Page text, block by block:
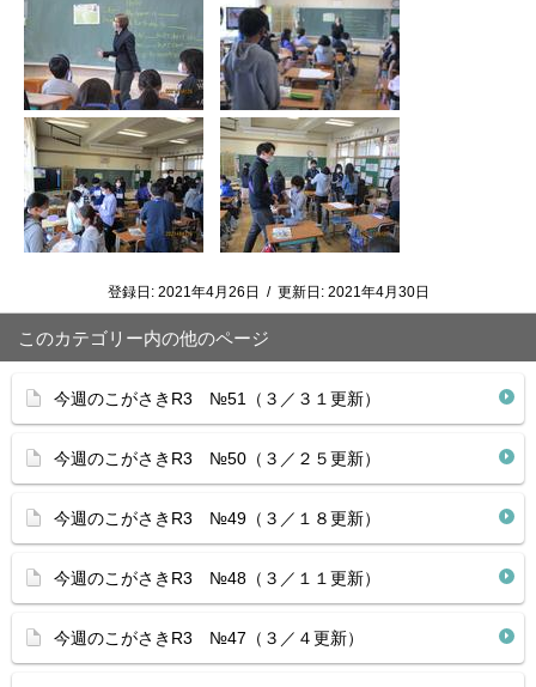
登録日: 2021年4月26日 / 更新日: 2021年4月30日
このカテゴリー内の他のページ
今週のこがさきR3 №51（３／３１更新）
今週のこがさきR3 №50（３／２５更新）
今週のこがさきR3 №49（３／１８更新）
今週のこがさきR3 №48（３／１１更新）
今週のこがさきR3 №47（３／４更新）